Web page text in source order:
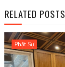
RELATED POSTS
Phật Sự